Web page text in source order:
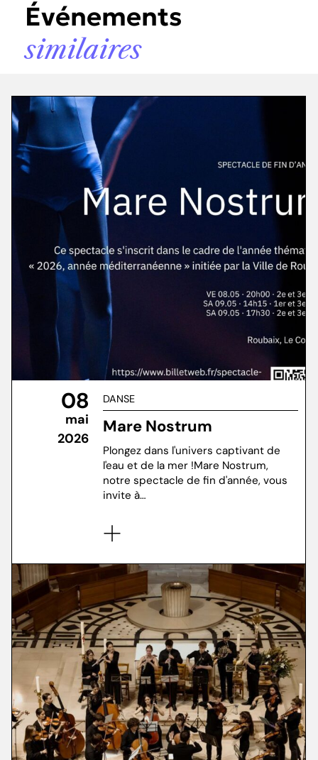
Événements
similaires
08
mai
2026
DANSE
Mare Nostrum
Plongez dans l'univers captivant de
l'eau et de la mer !Mare Nostrum,
notre spectacle de fin d'année, vous
invite à…